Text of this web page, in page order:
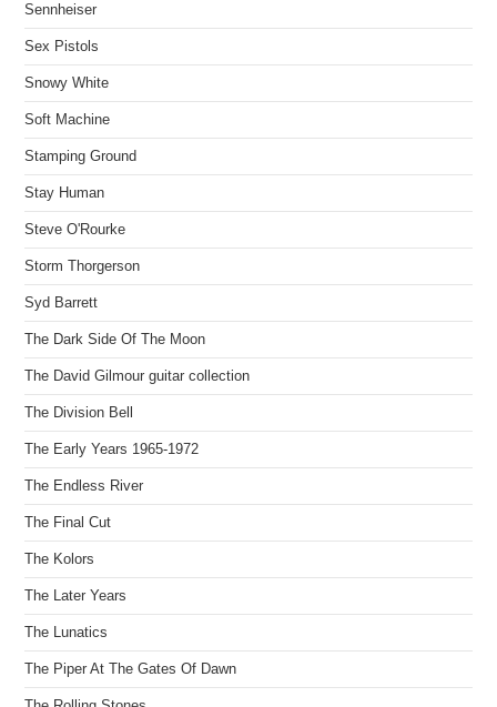
Sennheiser
Sex Pistols
Snowy White
Soft Machine
Stamping Ground
Stay Human
Steve O'Rourke
Storm Thorgerson
Syd Barrett
The Dark Side Of The Moon
The David Gilmour guitar collection
The Division Bell
The Early Years 1965-1972
The Endless River
The Final Cut
The Kolors
The Later Years
The Lunatics
The Piper At The Gates Of Dawn